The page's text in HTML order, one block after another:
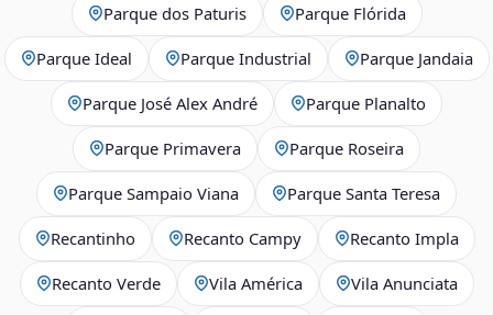
Parque dos Paturis Parque Flórida
Parque Ideal Parque Industrial Parque Jandaia
Parque José Alex André Parque Planalto
Parque Primavera Parque Roseira
Parque Sampaio Viana Parque Santa Teresa
Recantinho Recanto Campy Recanto Impla
Recanto Verde Vila América Vila Anunciata